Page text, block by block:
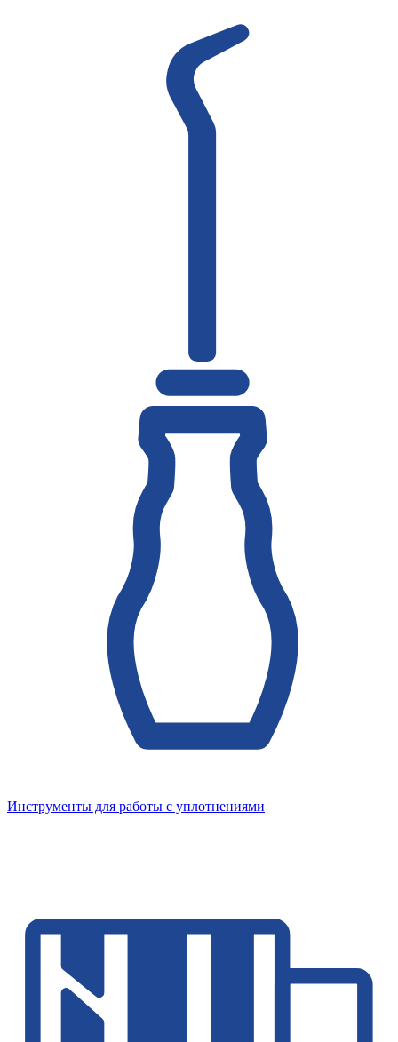
Инструменты для работы с уплотнениями